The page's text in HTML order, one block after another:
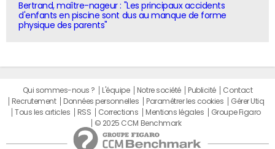
Bertrand, maître-nageur : "Les principaux accidents
d'enfants en piscine sont dus au manque de forme
physique des parents"
Qui sommes-nous ? L'équipe Notre société Publicité
Contact
Recrutement
Données personnelles Paramétrer les cookies
Gérer Utiq
Tous les articles
RSS Corrections Mentions légales
Groupe Figaro
© 2025 CCM Benchmark